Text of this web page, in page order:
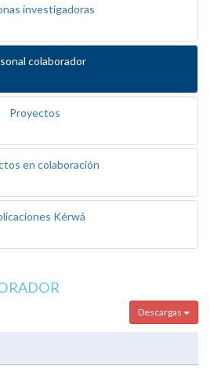
investigadoras
colaborador
Proyectos
en colaboración
Kérwá
Descargas